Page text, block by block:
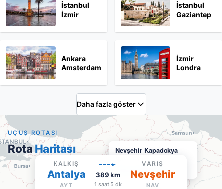
İstanbul
İzmir
İstanbul
Gaziantep
Ankara
Amsterdam
İzmir
Londra
Daha fazla göster
Nevşehir Kapadokya
Google Maps'te aç
UÇUŞ ROTASI
RotaHaritası
KALKIŞ
Antalya
AYT
389 km
1 saat 5 dk
VARIŞ
Nevşehir
NAV